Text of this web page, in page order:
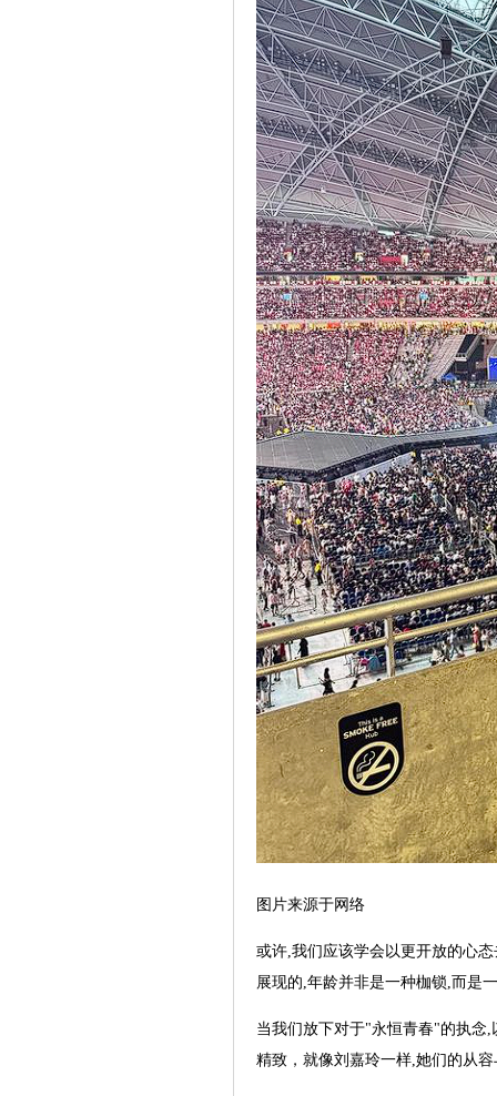
图片来源于网络
或许,我们应该学会以更开放的心
展现的,年龄并非是一种枷锁,而是
当我们放下对于"永恒青春"的执念
精致，就像刘嘉玲一样,她们的从